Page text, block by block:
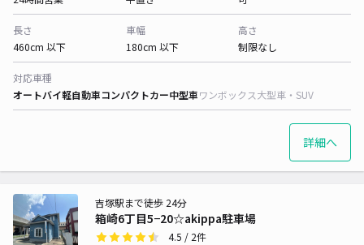
長さ
460cm 以下
車幅
180cm 以下
高さ
制限なし
対応車種
オートバイ軽自動車コンパクトカー中型車ワンボックス大型車・SUV
詳細へ
箱崎6丁目5−20☆akippa駐車場
吉塚駅まで徒歩 24分
4.5 / 2件